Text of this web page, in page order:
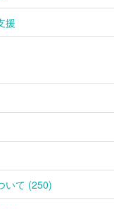
援
いて (250)